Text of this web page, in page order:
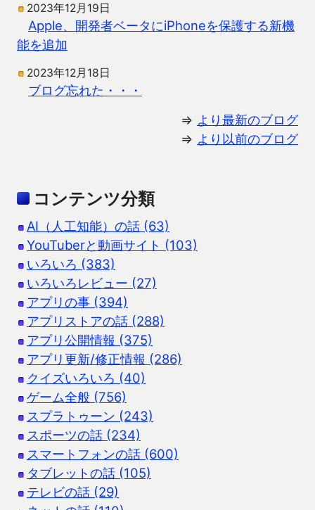
2023年12月19日
Apple、開発者ベータにiPhoneを保護する新機
能を追加
2023年12月18日
ブログ忘れた・・・
⇒ より最新のブログ
⇒ より以前のブログ
コンテンツ分類
AI（人工知能）の話 (63)
YouTuberと動画サイト (103)
いろいろ (383)
いろいろレビュー (27)
アプリの事 (394)
アプリストアの話 (288)
アプリ公開情報 (375)
アプリ更新/修正情報 (286)
クイズいろいろ (40)
ゲーム全般 (756)
スプラトゥーン (243)
スポーツの話 (234)
スマートフォンの話 (600)
タブレットの話 (105)
テレビの話 (29)